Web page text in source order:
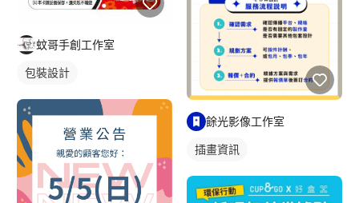
蚊哥手創工作室
包裝設計
餘光影像工作室
插畫資訊